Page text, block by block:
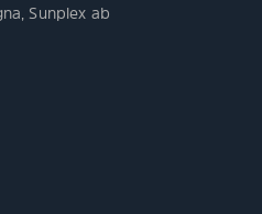
Sunplex ab